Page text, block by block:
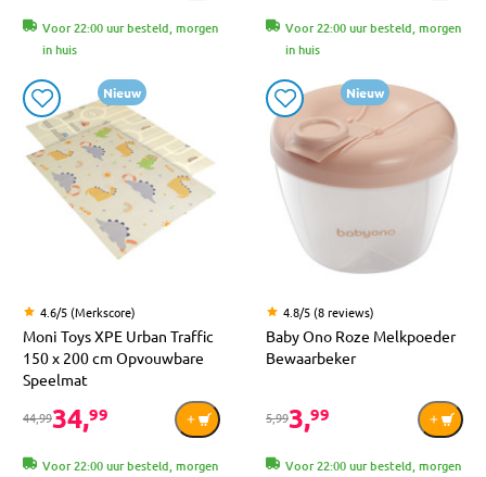
Voor 22:00 uur besteld, morgen
in huis
Voor 22:00 uur besteld, morgen
in huis
Nieuw
4.6/5 (Merkscore)
Moni Toys XPE Urban Traffic
150 x 200 cm Opvouwbare
Speelmat
44,9934,99
Voor 22:00 uur besteld, morgen
Nieuw
4.8/5 (8 reviews)
Baby Ono Roze Melkpoeder
Bewaarbeker
5,993,99
Voor 22:00 uur besteld, morgen